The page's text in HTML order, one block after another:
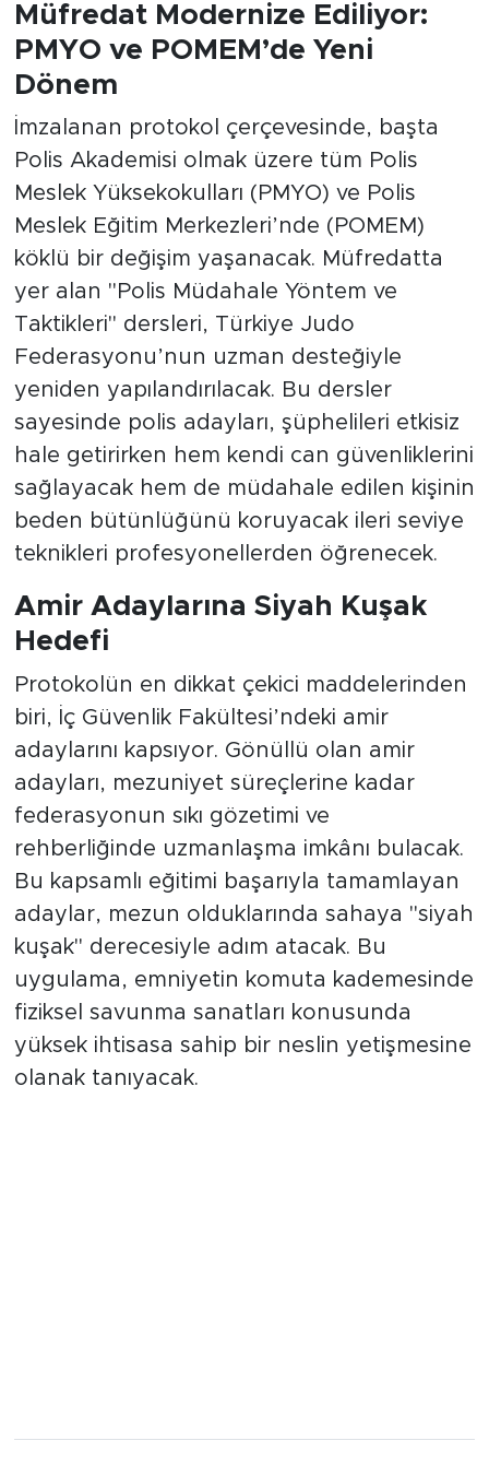
Müfredat Modernize Ediliyor:
PMYO ve POMEM’de Yeni
Dönem
Polis Akademisi olmak üzere tüm Polis
Meslek Yüksekokulları (PMYO) ve Polis
Meslek Eğitim Merkezleri’nde (POMEM)
köklü bir değişim yaşanacak. Müfredatta
yer alan "Polis Müdahale Yöntem ve
Taktikleri" dersleri, Türkiye Judo
Federasyonu’nun uzman desteğiyle
yeniden yapılandırılacak. Bu dersler
sayesinde polis adayları, şüphelileri etkisiz
hale getirirken hem kendi can güvenliklerini
sağlayacak hem de müdahale edilen kişinin
beden bütünlüğünü koruyacak ileri seviye
teknikleri profesyonellerden öğrenecek.
Amir Adaylarına Siyah Kuşak
Hedefi
Protokolün en dikkat çekici maddelerinden
biri, İç Güvenlik Fakültesi’ndeki amir
adaylarını kapsıyor. Gönüllü olan amir
adayları, mezuniyet süreçlerine kadar
federasyonun sıkı gözetimi ve
rehberliğinde uzmanlaşma imkânı bulacak.
Bu kapsamlı eğitimi başarıyla tamamlayan
adaylar, mezun olduklarında sahaya "siyah
kuşak" derecesiyle adım atacak. Bu
fiziksel savunma sanatları konusunda
yüksek ihtisasa sahip bir neslin yetişmesine